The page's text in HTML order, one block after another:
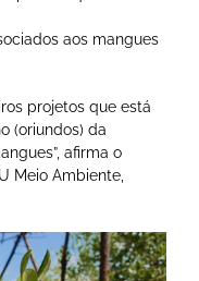
aos mangues
projetos que está
(oriundos) da
afirma o
Meio Ambiente,